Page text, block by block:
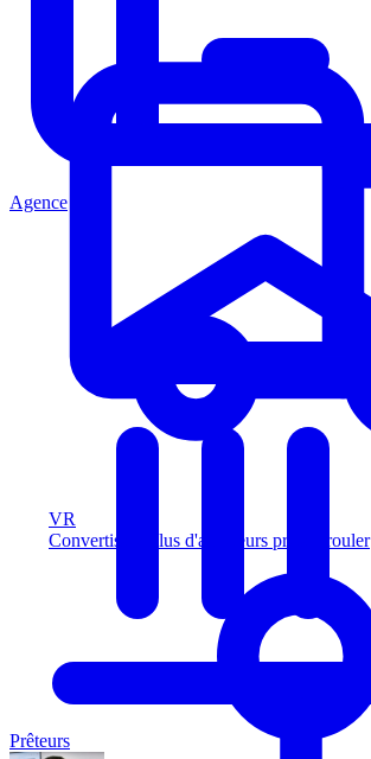
VR
Convertissez plus d'acheteurs prêts à rouler
Agence
Prêteurs